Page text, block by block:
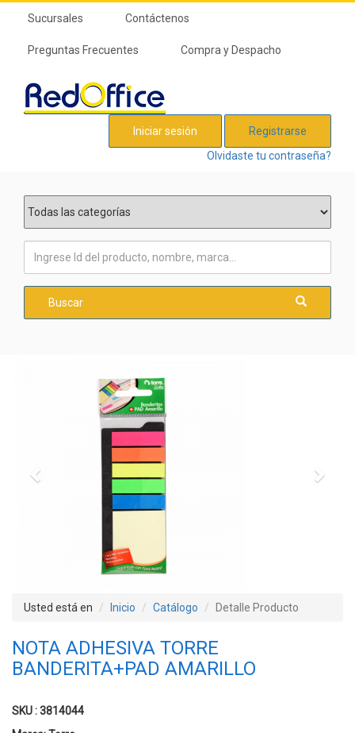
Sucursales Contáctenos
Preguntas Frecuentes Compra y Despacho
Iniciar sesión
Registrarse
Olvidaste tu contraseña?
Buscar
Usted está en Inicio Catálogo Detalle Producto
NOTA ADHESIVA TORRE
BANDERITA+PAD AMARILLO
SKU : 3814044